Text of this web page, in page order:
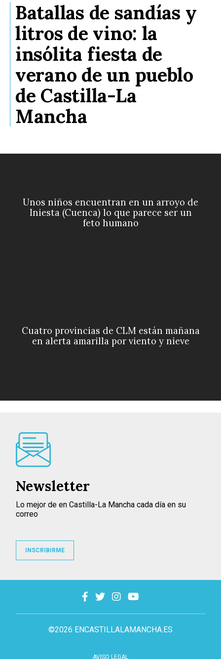
Batallas de sandías y
litros de vino: la
insólita fiesta de
verano de un pueblo
de Castilla-La
Mancha
Unos niños encuentran en un arroyo de
Iniesta (Cuenca) lo que parece ser un
feto humano
Cuatro provincias de CLM están mañana
en alerta amarilla por viento y nieve
©2026 ENCASTILLALAMANCHA.ES
AVISO LEGAL
Newsletter
Lo mejor de en Castilla-La Mancha cada día en su
correo
INSCRIBIRME